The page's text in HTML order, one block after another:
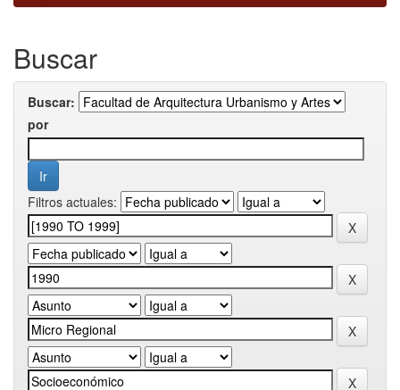
Buscar
Buscar:
por
Filtros actuales: